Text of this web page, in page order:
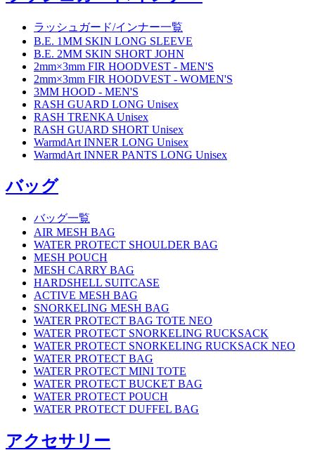
ラッシュガード/インナー一覧
B.E. 1MM SKIN LONG SLEEVE
B.E. 2MM SKIN SHORT JOHN
2mm×3mm FIR HOODVEST - MEN'S
2mm×3mm FIR HOODVEST - WOMEN'S
3MM HOOD - MEN'S
RASH GUARD LONG Unisex
RASH TRENKA Unisex
RASH GUARD SHORT Unisex
WarmdArt INNER LONG Unisex
WarmdArt INNER PANTS LONG Unisex
バッグ
バッグ一覧
AIR MESH BAG
WATER PROTECT SHOULDER BAG
MESH POUCH
MESH CARRY BAG
HARDSHELL SUITCASE
ACTIVE MESH BAG
SNORKELING MESH BAG
WATER PROTECT BAG TOTE NEO
WATER PROTECT SNORKELING RUCKSACK
WATER PROTECT SNORKELING RUCKSACK NEO
WATER PROTECT BAG
WATER PROTECT MINI TOTE
WATER PROTECT BUCKET BAG
WATER PROTECT POUCH
WATER PROTECT DUFFEL BAG
アクセサリー